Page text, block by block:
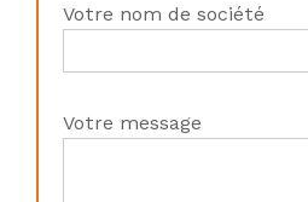
Votre nom de société
Votre message